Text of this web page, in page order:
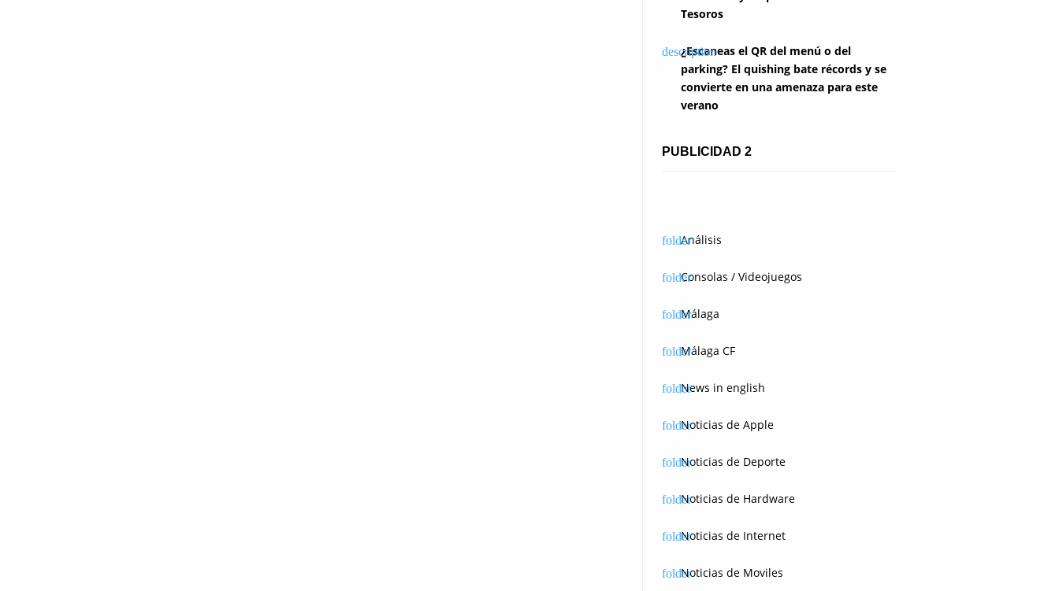
Tesoros
¿Escaneas el QR del menú o del
parking? El quishing bate récords y se
convierte en una amenaza para este
verano
PUBLICIDAD 2
Análisis
Consolas / Videojuegos
Málaga
Málaga CF
News in english
Noticias de Apple
Noticias de Deporte
Noticias de Hardware
Noticias de Internet
Noticias de Moviles